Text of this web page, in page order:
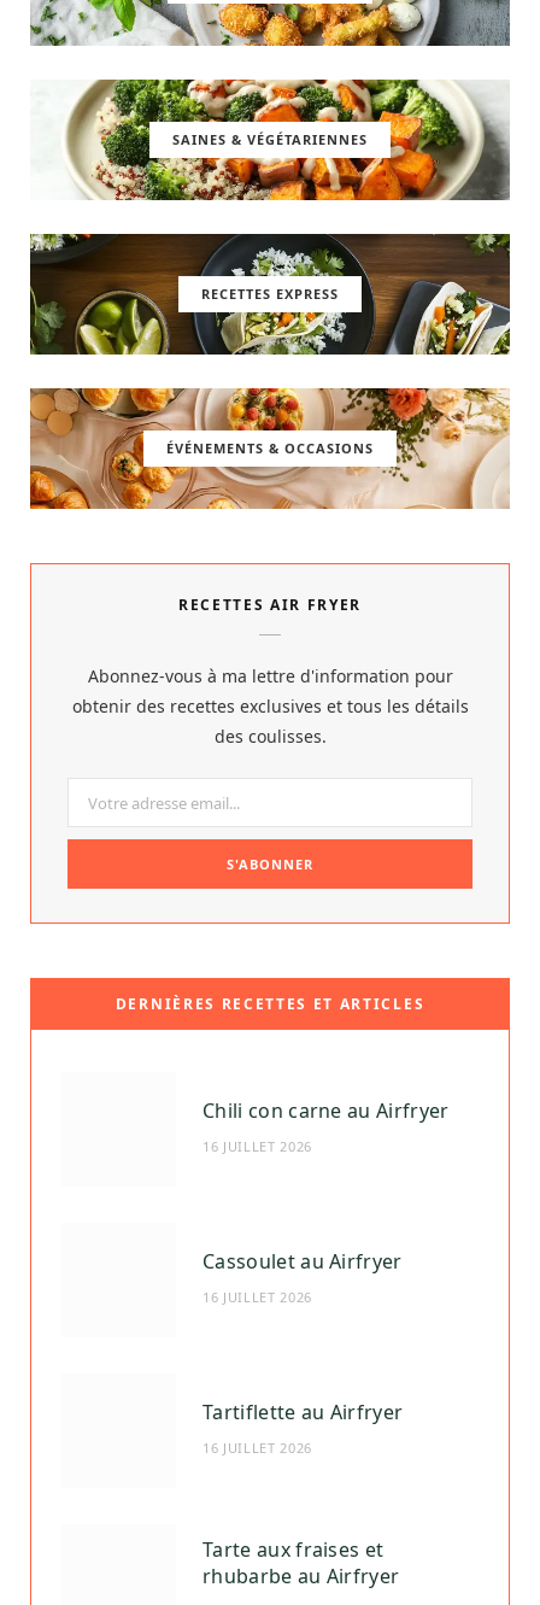
SAINES & VÉGÉTARIENNES
RECETTES EXPRESS
ÉVÉNEMENTS & OCCASIONS
RECETTES AIR FRYER
Abonnez-vous à ma lettre d'information pour
obtenir des recettes exclusives et tous les détails
des coulisses.
DERNIÈRES RECETTES ET ARTICLES
Chili con carne au Airfryer
16 JUILLET 2026
Cassoulet au Airfryer
16 JUILLET 2026
Tartiflette au Airfryer
16 JUILLET 2026
Tarte aux fraises et
rhubarbe au Airfryer